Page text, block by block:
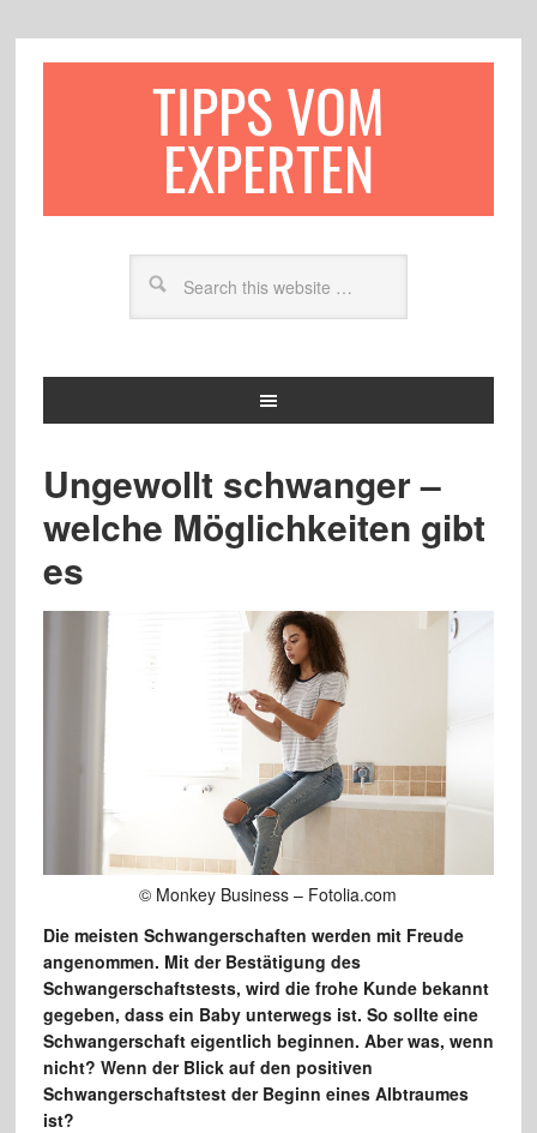
TIPPS VOM
EXPERTEN
Ungewollt schwanger –
welche Möglichkeiten gibt
es
© Monkey Business – Fotolia.com
Die meisten Schwangerschaften werden mit Freude
angenommen. Mit der Bestätigung des
Schwangerschaftstests, wird die frohe Kunde bekannt
gegeben, dass ein Baby unterwegs ist. So sollte eine
Schwangerschaft eigentlich beginnen. Aber was, wenn
nicht? Wenn der Blick auf den positiven
Schwangerschaftstest der Beginn eines Albtraumes
ist?